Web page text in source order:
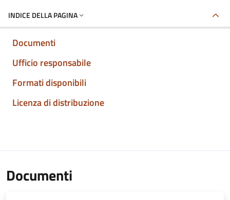
INDICE DELLA PAGINA
Documenti
Ufficio responsabile
Formati disponibili
Licenza di distribuzione
Documenti